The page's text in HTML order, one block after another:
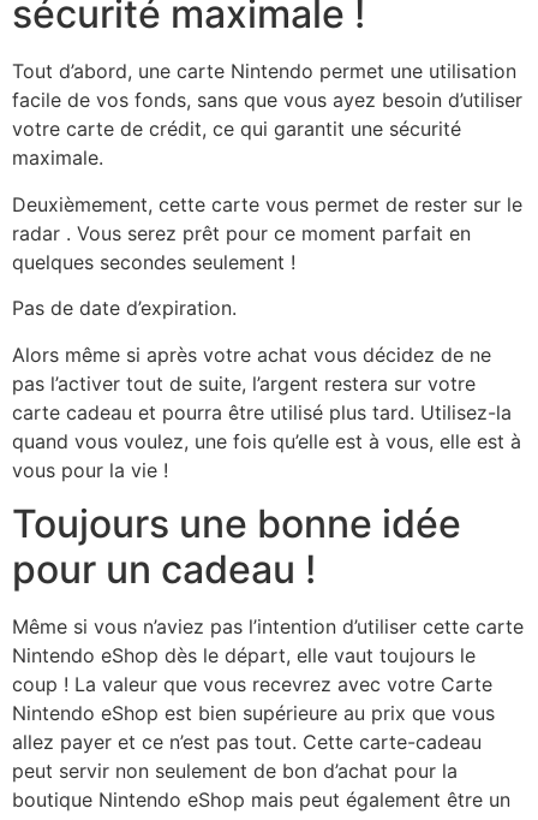
sécurité maximale !
Tout d’abord, une carte Nintendo permet une utilisation
facile de vos fonds, sans que vous ayez besoin d’utiliser
votre carte de crédit, ce qui garantit une sécurité
maximale.
Deuxièmement, cette carte vous permet de rester sur le
radar . Vous serez prêt pour ce moment parfait en
quelques secondes seulement !
Pas de date d’expiration.
Alors même si après votre achat vous décidez de ne
pas l’activer tout de suite, l’argent restera sur votre
carte cadeau et pourra être utilisé plus tard. Utilisez-la
quand vous voulez, une fois qu’elle est à vous, elle est à
vous pour la vie !
Toujours une bonne idée
pour un cadeau !
Même si vous n’aviez pas l’intention d’utiliser cette carte
Nintendo eShop dès le départ, elle vaut toujours le
coup ! La valeur que vous recevrez avec votre Carte
Nintendo eShop est bien supérieure au prix que vous
allez payer et ce n’est pas tout. Cette carte-cadeau
peut servir non seulement de bon d’achat pour la
boutique Nintendo eShop mais peut également être un